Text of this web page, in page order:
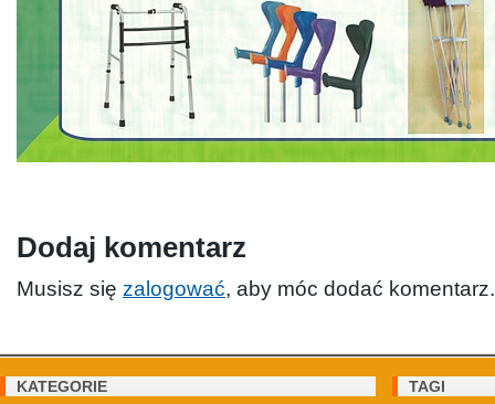
Dodaj komentarz
Musisz się zalogować, aby móc dodać komentarz.
KATEGORIE TAGI